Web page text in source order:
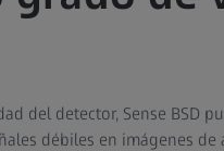
del detector, Sense BSD
débiles en imágenes